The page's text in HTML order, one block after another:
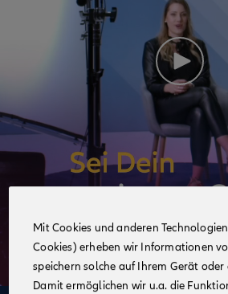
Mit Cookies und anderen
Cookies) erheben wir Informationen
speichern solche auf Ihrem Gerät oder
Damit ermöglichen wir u.a. die